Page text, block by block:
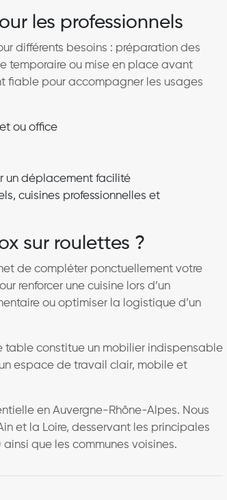
les professionnels
différents besoins : préparation des
temporaire ou mise en place avant
fiable pour accompagner les usages
ou office
un déplacement facilité
cuisines professionnelles et
sur roulettes ?
de compléter ponctuellement votre
renforcer une cuisine lors d’un
ou optimiser la logistique d’un
table constitue un mobilier indispensable
espace de travail clair, mobile et
en Auvergne-Rhône-Alpes. Nous
et la Loire, desservant les principales
que les communes voisines.